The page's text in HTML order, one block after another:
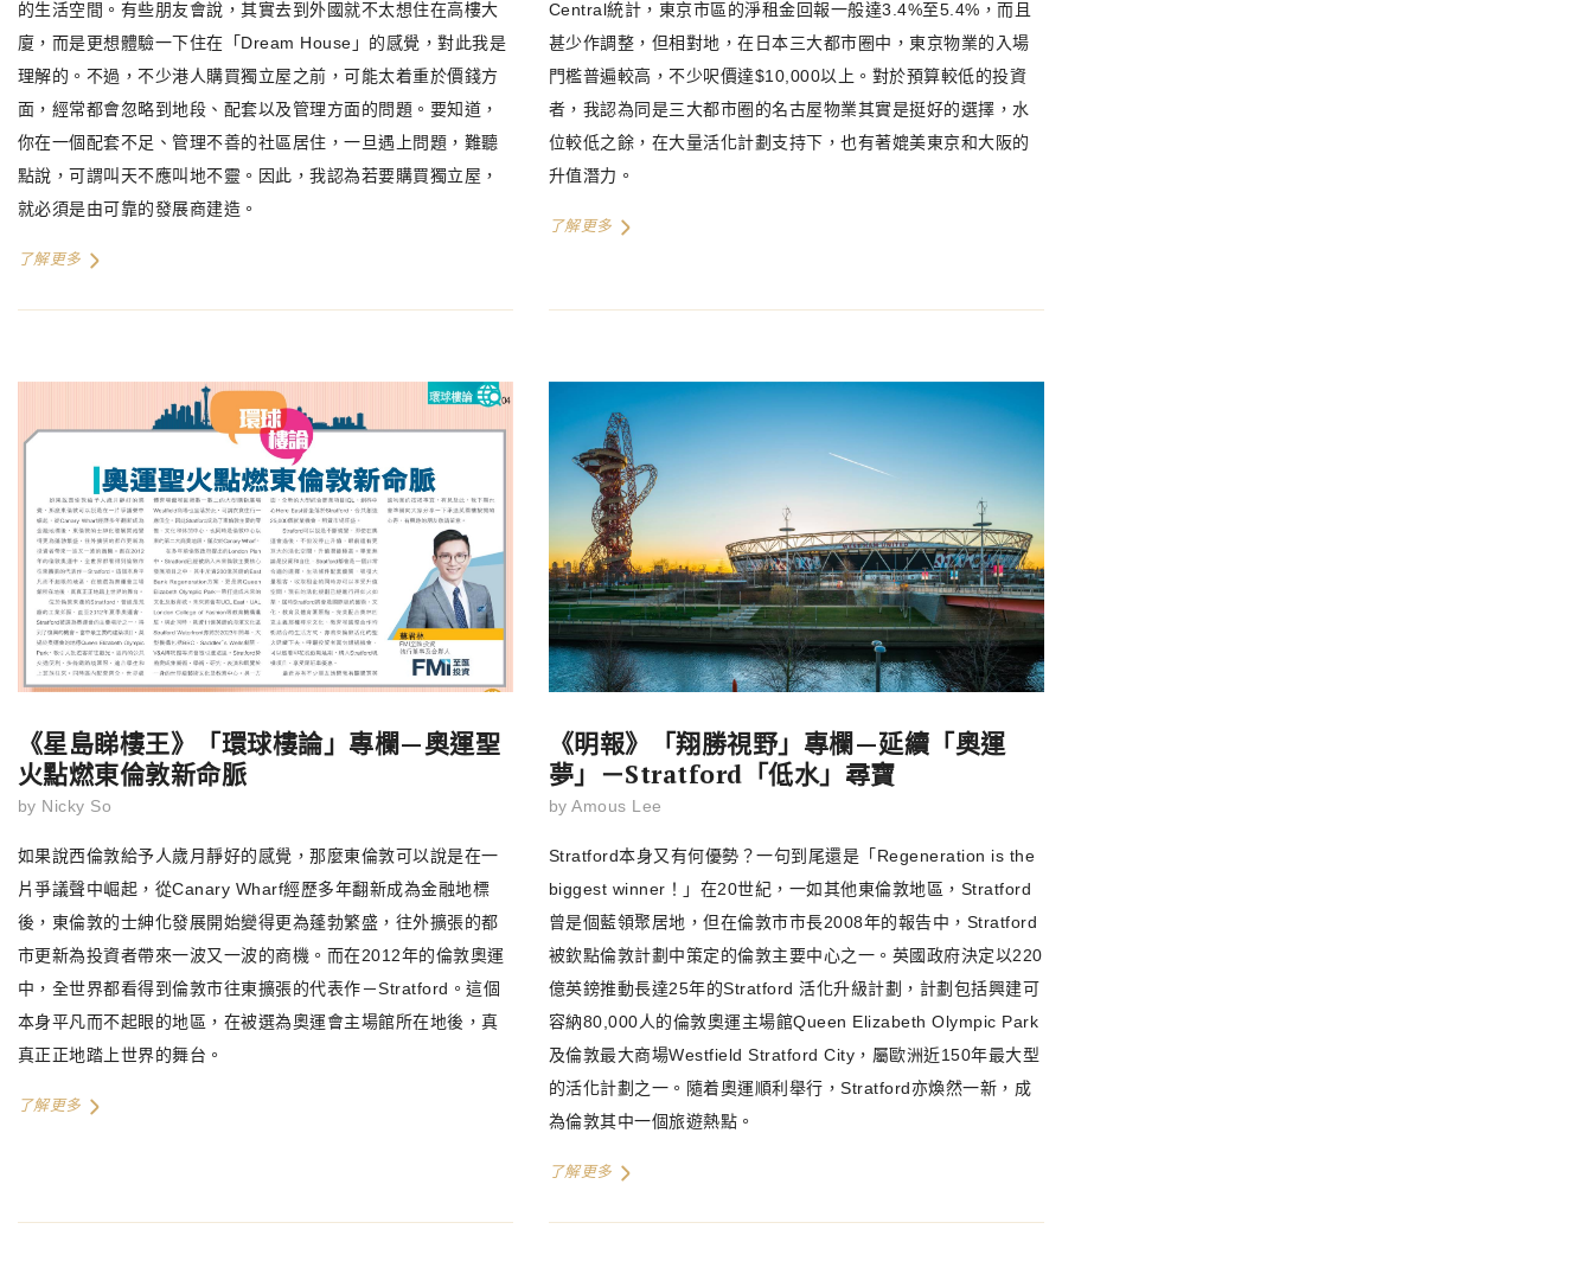
的生活空間。有些朋友會說，其實去到外國就不太想住在高樓大
廈，而是更想體驗一下住在「Dream House」的感覺，對此我是
理解的。不過，不少港人購買獨立屋之前，可能太着重於價錢方
面，經常都會忽略到地段、配套以及管理方面的問題。要知道，
你在一個配套不足、管理不善的社區居住，一旦遇上問題，難聽
點說，可謂叫天不應叫地不靈。因此，我認為若要購買獨立屋，
就必須是由可靠的發展商建造。
了解更多
Central統計，東京市區的淨租金回報一般達3.4%至5.4%，而且
甚少作調整，但相對地，在日本三大都市圈中，東京物業的入場
門檻普遍較高，不少呎價達$10,000以上。對於預算較低的投資
者，我認為同是三大都市圈的名古屋物業其實是挺好的選擇，水
位較低之餘，在大量活化計劃支持下，也有著媲美東京和大阪的
升值潛力。
了解更多
《星島睇樓王》「環球樓論」專欄—奧運聖
火點燃東倫敦新命脈
by Nicky So
如果說西倫敦給予人歲月靜好的感覺，那麼東倫敦可以說是在一
片爭議聲中崛起，從Canary Wharf經歷多年翻新成為金融地標
後，東倫敦的士紳化發展開始變得更為蓬勃繁盛，往外擴張的都
市更新為投資者帶來一波又一波的商機。而在2012年的倫敦奧運
中，全世界都看得到倫敦市往東擴張的代表作－Stratford。這個
本身平凡而不起眼的地區，在被選為奧運會主場館所在地後，真
真正正地踏上世界的舞台。
了解更多
《明報》「翔勝視野」專欄—延續「奧運
夢」－Stratford「低水」尋寶
by Amous Lee
Stratford本身又有何優勢？一句到尾還是「Regeneration is the
biggest winner！」在20世紀，一如其他東倫敦地區，Stratford
曾是個藍領聚居地，但在倫敦市市長2008年的報告中，Stratford
被欽點倫敦計劃中策定的倫敦主要中心之一。英國政府決定以220
億英鎊推動長達25年的Stratford 活化升級計劃，計劃包括興建可
容納80,000人的倫敦奧運主場館Queen Elizabeth Olympic Park
及倫敦最大商場Westfield Stratford City，屬歐洲近150年最大型
的活化計劃之一。隨着奧運順利舉行，Stratford亦煥然一新，成
為倫敦其中一個旅遊熱點。
了解更多